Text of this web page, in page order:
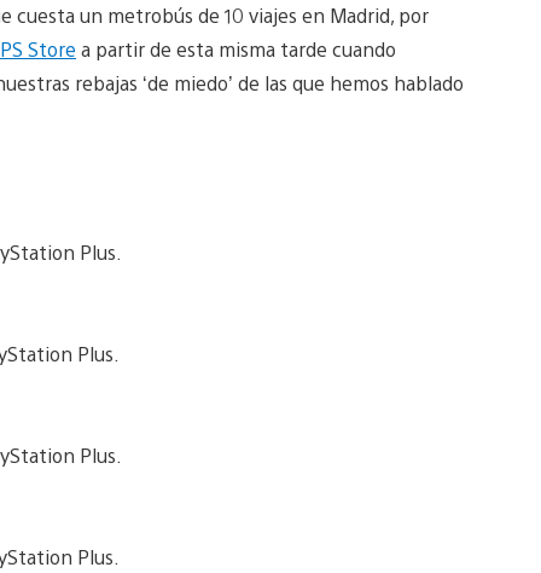
cuesta un metrobús de 10 viajes en Madrid, por
PS Store a partir de esta misma tarde cuando
rebajas ‘de miedo’ de las que hemos hablado
Plus.
Plus.
Plus.
Plus.